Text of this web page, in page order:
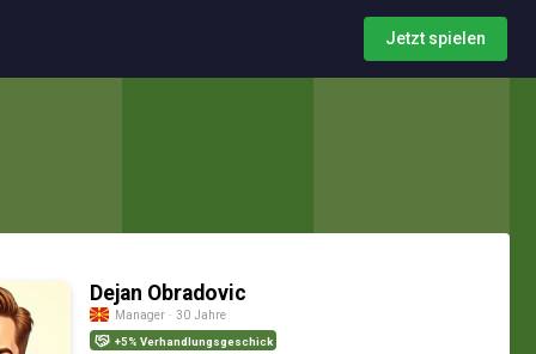
Jetzt spielen
Dejan Obradovic
Manager · 30 Jahre
+5% Verhandlungsgeschick